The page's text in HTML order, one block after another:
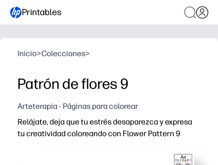
Printables
Inicio>Colecciones>
Patrón de flores 9
Arteterapia - Páginas para colorear
Relájate, deja que tu estrés desaparezca y expresa
tu creatividad coloreando con Flower Pattern 9
Imprimible sin preparación: puedes imprimir y